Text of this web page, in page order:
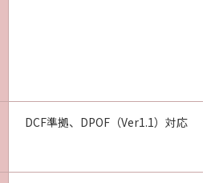
DCF準拠、DPOF（Ver1.1）対応